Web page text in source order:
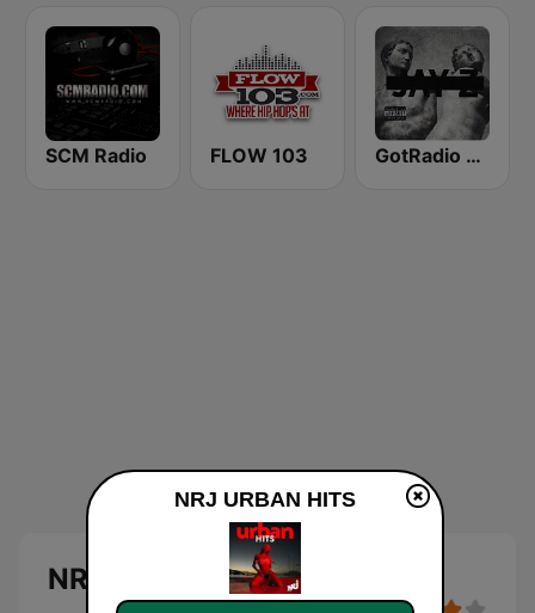
SCM Radio FLOW 103 GotRadio - Hip Hop Stop
NRJ URBAN HITS
NRJ URBAN HITS